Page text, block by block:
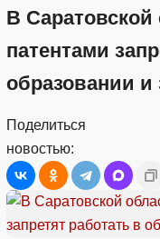
В Саратовской
патентами
образовании и
Поделиться
новостью: